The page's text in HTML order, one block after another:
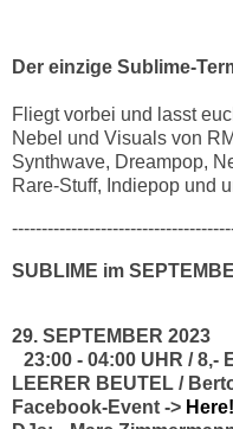
Der einzige Sublime-
Fliegt vorbei und lasst
Nebel und Visuals von
Synthwave, Dreampop,
Rare-Stuff, Indiepop und
SUBLIME im
29. SEPTEMBER 2023
23:00 - 04:00 UHR / 8,-
LEERER BEUTEL /
Facebook-Event -> Here!